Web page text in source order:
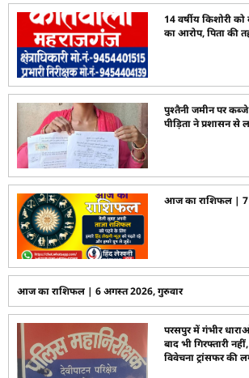
14 वर्षीय किशोरी
का आरोप, पिता की
पुश्तैनी जमीन पर
पीड़िता ने प्रशासन से
आज का राशिफल | 7
आज का राशिफल | 6 अगस्त 2026, गुरुवार
परसपुर में गंभीर
बाद भी गिरफ्तारी
विवेचना ट्रांसफर की